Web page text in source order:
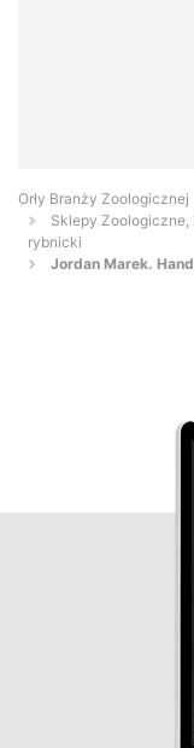
Orły Branży Zoologicznej
Sklepy
rybnicki
Jordan Marek.